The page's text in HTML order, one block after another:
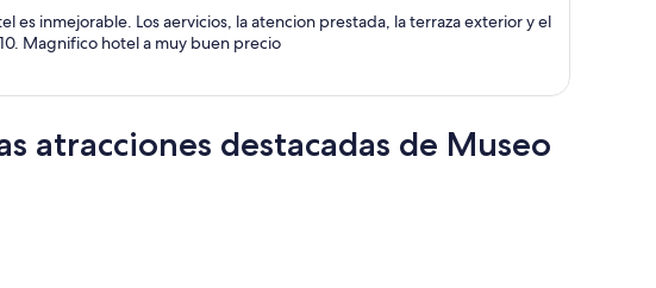
de
persona
es inmejorable. Los aervicios, la atencion prestada, la terraza exterior y el
Magnifico hotel a muy buen precio
atracciones destacadas de Museo